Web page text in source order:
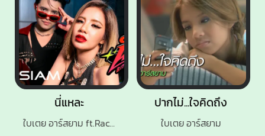
นี่แหละ
ใบเตย อาร์สยาม ft.RachYO
ปากไม่...ใจคิดถึง
ใบเตย อาร์สยาม